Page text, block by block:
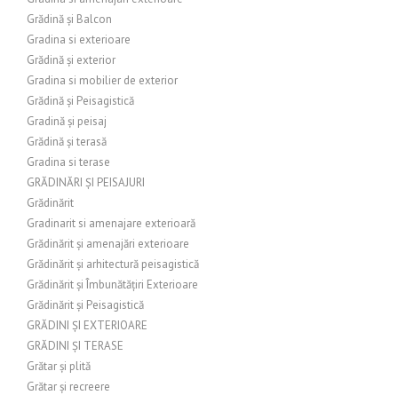
Grădină și Balcon
Gradina si exterioare
Grădină și exterior
Gradina si mobilier de exterior
Grădină și Peisagistică
Gradină și peisaj
Grădină și terasă
Gradina si terase
GRĂDINĂRI ȘI PEISAJURI
Grădinărit
Gradinarit si amenajare exterioară
Grădinărit și amenajări exterioare
Grădinărit și arhitectură peisagistică
Grădinărit și Îmbunătățiri Exterioare
Grădinărit și Peisagistică
GRĂDINI ȘI EXTERIOARE
GRĂDINI ȘI TERASE
Grătar și plită
Grătar și recreere